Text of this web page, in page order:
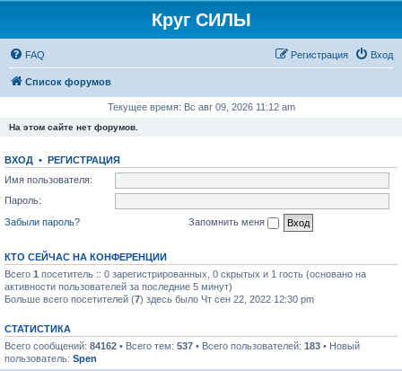
Круг СИЛЫ
FAQ Вход
Регистрация
Список форумов
Текущее время: Вс авг 09, 2026 11:12 am
На этом сайте нет форумов.
ВХОД • РЕГИСТРАЦИЯ
Имя пользователя:
Пароль:
Забыли пароль?
Запомнить меня
КТО СЕЙЧАС НА КОНФЕРЕНЦИИ
Всего 1 посетитель :: 0 зарегистрированных, 0 скрытых и 1 гость (основано на
активности пользователей за последние 5 минут)
Больше всего посетителей (7) здесь было Чт сен 22, 2022 12:30 pm
СТАТИСТИКА
Всего сообщений: 84162 • Всего тем: 537 • Всего пользователей: 183 • Новый
пользователь: Spen